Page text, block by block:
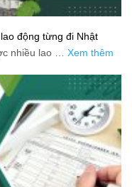
động từng đi Nhật
nhiều lao … Xem thêm